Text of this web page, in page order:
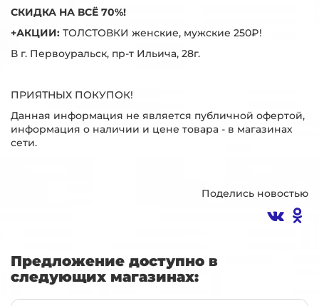
СКИДКА НА ВСЁ 70%!
+АКЦИИ: ТОЛСТОВКИ женские, мужские 250₽!
В г. Первоуральск, пр-т Ильича, 28г.
ПРИЯТНЫХ ПОКУПОК!
Данная информация не является публичной офертой,
информация о наличии и цене товара - в магазинах
сети.
Поделись новостью
Предложение доступно в
следующих магазинах: